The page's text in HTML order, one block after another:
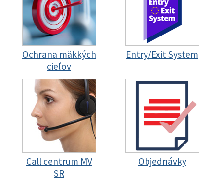
Ochrana mäkkých
cieľov
Entry/Exit System
Call centrum MV
SR
Objednávky